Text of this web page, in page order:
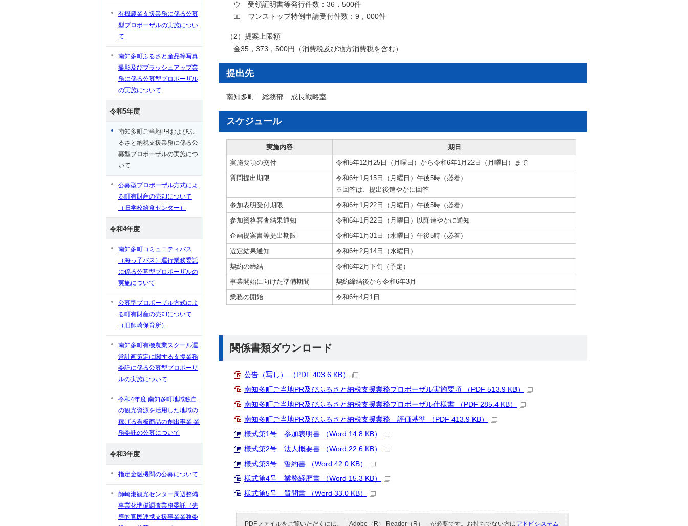
ウ 受領証明書等発行件数：36，500件
エ ワンストップ特例申請受付件数：9，000件
（2）提案上限額
金35，373，500円（消費税及び地方消費税を含む）
提出先
南知多町 総務部 成長戦略室
スケジュール
実施内容
期日
実施要項の交付
令和5年12月25日（月曜日）から令和6年1月22日（月曜日）まで
質問提出期限
令和6年1月15日（月曜日）午後5時（必着）
※回答は、提出後速やかに回答
参加表明受付期限
令和6年1月22日（月曜日）午後5時（必着）
参加資格審査結果通知
令和6年1月22日（月曜日）以降速やかに通知
企画提案書等提出期限
令和6年1月31日（水曜日）午後5時（必着）
選定結果通知
令和6年2月14日（水曜日）
契約の締結
令和6年2月下旬（予定）
事業開始に向けた準備期間
契約締結後から令和6年3月
業務の開始
令和6年4月1日
関係書類ダウンロード
公告（写し） （PDF 403.6 KB）
南知多町ご当地PR及びふるさと納税支援業務プロポーザル実施要項 （PDF 513.9 KB）
南知多町ご当地PR及びふるさと納税支援業務プロポーザル仕様書 （PDF 285.4 KB）
南知多町ご当地PR及びふるさと納税支援業務 評価基準 （PDF 413.9 KB）
様式第1号 参加表明書 （Word 14.8 KB）
様式第2号 法人概要書 （Word 22.6 KB）
様式第3号 誓約書 （Word 42.0 KB）
様式第4号 業務経歴書 （Word 15.3 KB）
様式第5号 質問書 （Word 33.0 KB）
PDFファイルをご覧いただくには、「Adobe（R） Reader（R）」が必要です。お持ちでない方はアドビシステム
有機農業支援業務に係る公募
型プロポーザルの実施につい
て
南知多町ふるさと産品等写真
撮影及びブラッシュアップ業
務に係る公募型プロポーザル
の実施について
令和5年度
南知多町ご当地PRおよびふ
るさと納税支援業務に係る公
募型プロポーザルの実施につ
いて
公募型プロポーザル方式によ
る町有財産の売却について
（旧学校給食センター）
令和4年度
南知多町コミュニティバス
（海っ子バス）運行業務委託
に係る公募型プロポーザルの
実施について
公募型プロポーザル方式によ
る町有財産の売却について
（旧師崎保育所）
南知多町有機農業スクール運
営計画策定に関する支援業務
委託に係る公募型プロポーザ
ルの実施について
令和4年度 南知多町地域独自
の観光資源を活用した地域の
稼げる看板商品の創出事業 業
務委託の公募について
令和3年度
指定金融機関の公募について
師崎港観光センター周辺整備
事業化準備調査業務委託（先
導的官民連携支援事業業務委